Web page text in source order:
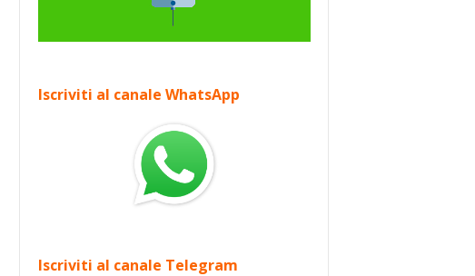
Iscriviti al canale WhatsApp
Iscriviti al canale Telegram